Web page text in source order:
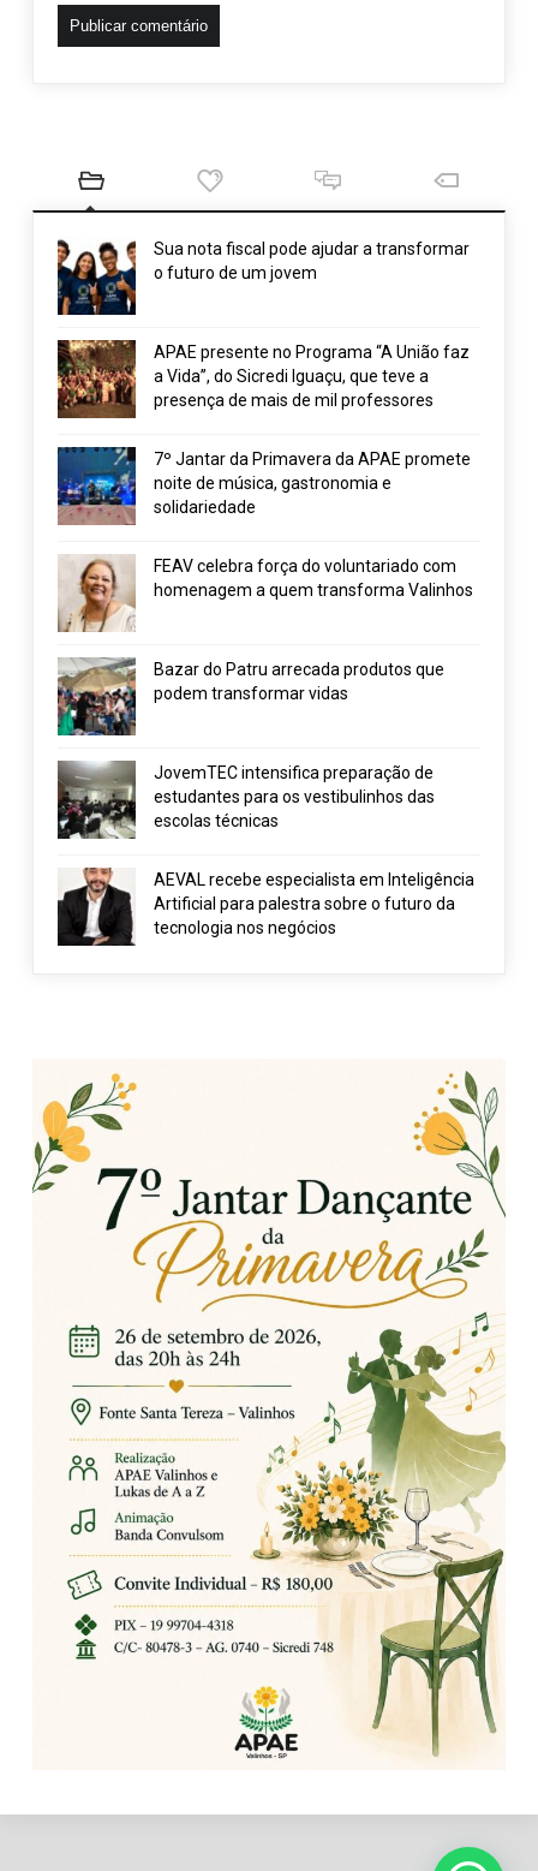
Sua nota fiscal pode ajudar a transformar
o futuro de um jovem
APAE presente no Programa “A União faz
a Vida”, do Sicredi Iguaçu, que teve a
presença de mais de mil professores
7º Jantar da Primavera da APAE promete
noite de música, gastronomia e
solidariedade
FEAV celebra força do voluntariado com
homenagem a quem transforma Valinhos
Bazar do Patru arrecada produtos que
podem transformar vidas
JovemTEC intensifica preparação de
estudantes para os vestibulinhos das
escolas técnicas
AEVAL recebe especialista em Inteligência
Artificial para palestra sobre o futuro da
tecnologia nos negócios